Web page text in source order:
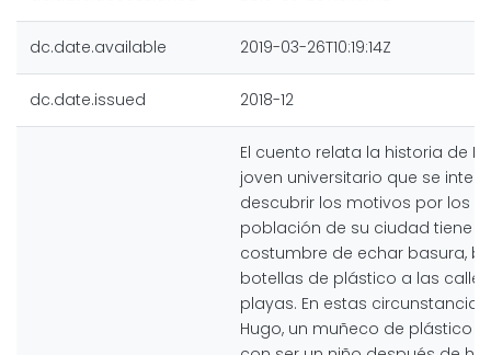
dc.date.available 2019-03-26T10:19:14Z
dc.date.issued 2018-12
El cuento relata la historia de
joven universitario que se
descubrir los motivos por los
población de su ciudad tiene la
costumbre de echar basura,
botellas de plástico a las
playas. En estas
Hugo, un muñeco de plástico